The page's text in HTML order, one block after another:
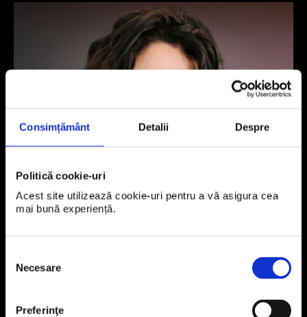
Consimțământ Detalii Despre
Politică cookie-uri
Acest site utilizează cookie-uri pentru a vă asigura cea
mai bună experiență.
consimțământului
Necesare
Preferinţe
Cristina Butunoi